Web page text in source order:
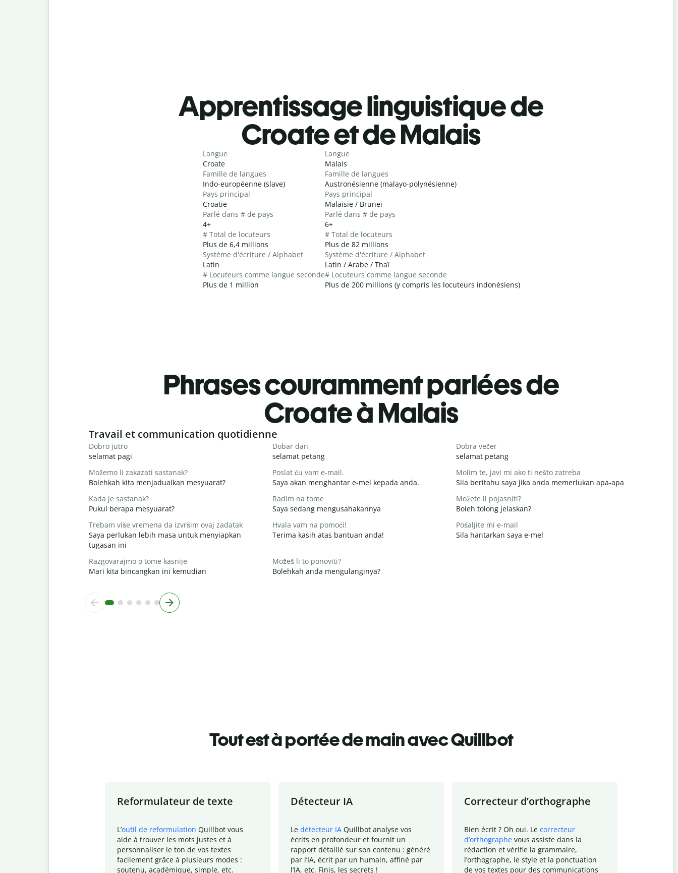
Apprentissage linguistique de
Croate et de Malais
Langue
Croate
Famille de langues
Indo-européenne (slave)
Pays principal
Croatie
Parlé dans # de pays
4+
# Total de locuteurs
Plus de 6,4 millions
Système d'écriture / Alphabet
Latin
# Locuteurs comme langue seconde
Plus de 1 million
Langue
Malais
Famille de langues
Austronésienne (malayo-polynésienne)
Pays principal
Malaisie / Brunei
Parlé dans # de pays
6+
# Total de locuteurs
Plus de 82 millions
Système d'écriture / Alphabet
Latin / Arabe / Thaï
# Locuteurs comme langue seconde
Plus de 200 millions (y compris les locuteurs indonésiens)
Phrases couramment parlées de
Croate à Malais
Slide 1 of 6
Travail et communication quotidienne
Dobro jutro
selamat pagi
Dobar dan
selamat petang
Dobra večer
selamat petang
Možemo li zakazati sastanak?
Bolehkah kita menjadualkan mesyuarat?
Poslat ću vam e-mail.
Saya akan menghantar e-mel kepada anda.
Molim te, javi mi ako ti nešto zatreba
Sila beritahu saya jika anda memerlukan apa-apa
Kada je sastanak?
Pukul berapa mesyuarat?
Radim na tome
Saya sedang mengusahakannya
Možete li pojasniti?
Boleh tolong jelaskan?
Trebam više vremena da izvršim ovaj zadatak
Saya perlukan lebih masa untuk menyiapkan
tugasan ini
Hvala vam na pomoći!
Terima kasih atas bantuan anda!
Pošaljite mi e-mail
Sila hantarkan saya e-mel
Razgovarajmo o tome kasnije
Mari kita bincangkan ini kemudian
Možeš li to ponoviti?
Bolehkah anda mengulanginya?
Tout est à portée de main avec Quillbot
Reformulateur de texte
L ’outil de reformulation Quillbot vous
aide à trouver les mots justes et à
personnaliser le ton de vos textes
facilement grâce à plusieurs modes :
soutenu, académique, simple, etc.
Détecteur IA
Le détecteur IA Quillbot analyse vos
écrits en profondeur et fournit un
rapport détaillé sur son contenu : généré
par l’IA, écrit par un humain, affiné par
l’IA, etc. Finis, les secrets !
Correcteur d’orthographe
Bien écrit ? Oh oui. Le correcteur
d’orthographe vous assiste dans la
rédaction et vérifie la grammaire,
l’orthographe, le style et la ponctuation
de vos textes pour des communications